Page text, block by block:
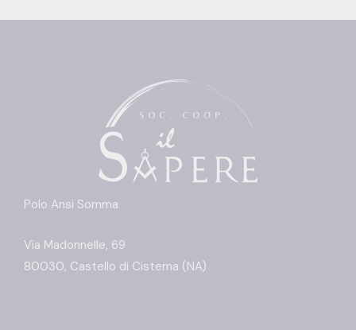
Polo Ansi Somma
Via Madonnelle, 69
80030, Castello di Cisterna (NA)